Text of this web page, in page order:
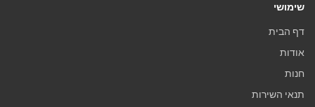
שימושי
דף הבית
אודות
חנות
תנאי השירות